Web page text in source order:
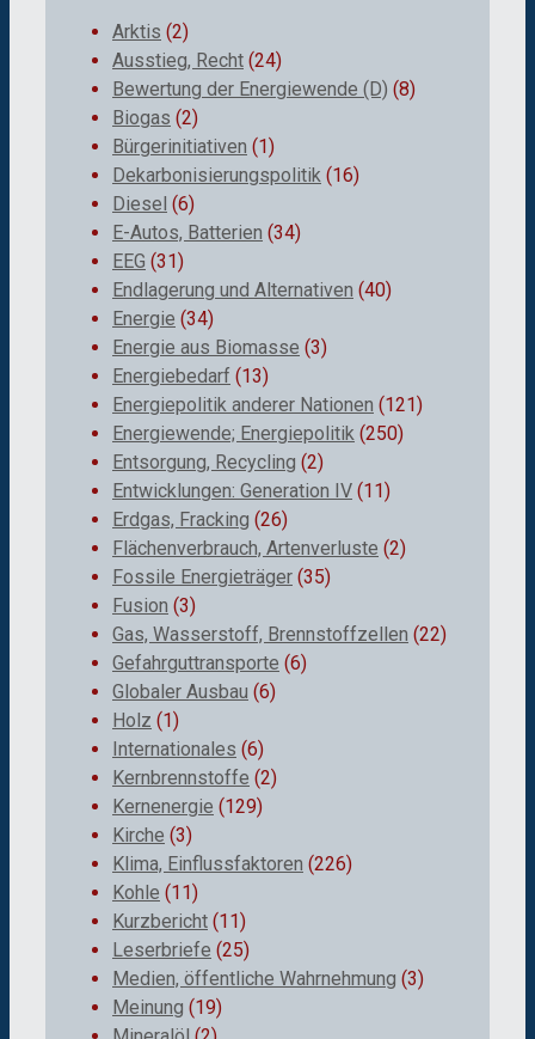
Arktis (2)
Ausstieg, Recht (24)
Bewertung der Energiewende (D) (8)
Biogas (2)
Bürgerinitiativen (1)
Dekarbonisierungspolitik (16)
Diesel (6)
E-Autos, Batterien (34)
EEG (31)
Endlagerung und Alternativen (40)
Energie (34)
Energie aus Biomasse (3)
Energiebedarf (13)
Energiepolitik anderer Nationen (121)
Energiewende; Energiepolitik (250)
Entsorgung, Recycling (2)
Entwicklungen: Generation IV (11)
Erdgas, Fracking (26)
Flächenverbrauch, Artenverluste (2)
Fossile Energieträger (35)
Fusion (3)
Gas, Wasserstoff, Brennstoffzellen (22)
Gefahrguttransporte (6)
Globaler Ausbau (6)
Holz (1)
Internationales (6)
Kernbrennstoffe (2)
Kernenergie (129)
Kirche (3)
Klima, Einflussfaktoren (226)
Kohle (11)
Kurzbericht (11)
Leserbriefe (25)
Medien, öffentliche Wahrnehmung (3)
Meinung (19)